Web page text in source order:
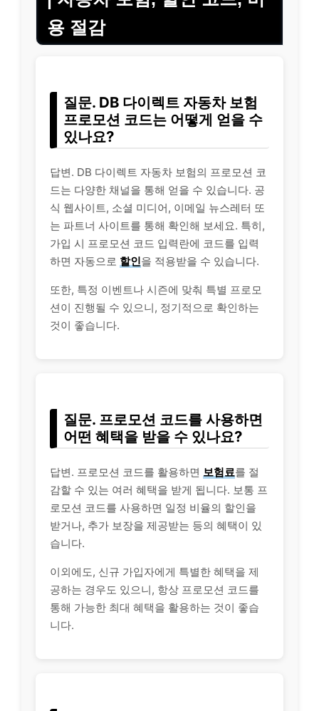
용 절감
질문. DB 다이렉트 자동차 보험
프로모션 코드는 어떻게 얻을 수
있나요?
답변. DB 다이렉트 자동차 보험의 프로모션 코
드는 다양한 채널을 통해 얻을 수 있습니다. 공
식 웹사이트, 소셜 미디어, 이메일 뉴스레터 또
는 파트너 사이트를 통해 확인해 보세요. 특히,
가입 시 프로모션 코드 입력란에 코드를 입력
하면 자동으로 할인을 적용받을 수 있습니다.
또한, 특정 이벤트나 시즌에 맞춰 특별 프로모
션이 진행될 수 있으니, 정기적으로 확인하는
것이 좋습니다.
질문. 프로모션 코드를 사용하면
어떤 혜택을 받을 수 있나요?
답변. 프로모션 코드를 활용하면 보험료를 절
감할 수 있는 여러 혜택을 받게 됩니다. 보통 프
로모션 코드를 사용하면 일정 비율의 할인을
받거나, 추가 보장을 제공받는 등의 혜택이 있
습니다.
이외에도, 신규 가입자에게 특별한 혜택을 제
공하는 경우도 있으니, 항상 프로모션 코드를
통해 가능한 최대 혜택을 활용하는 것이 좋습
니다.